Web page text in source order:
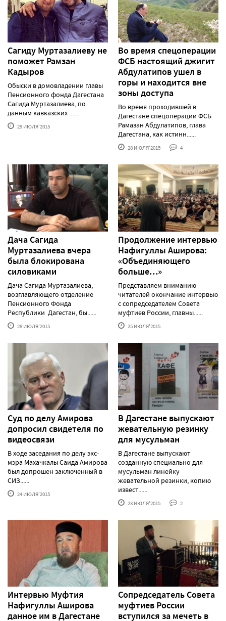
Сагиду Муртазалиеву не
поможет Рамзан
Кадыров
Обыски в домовладении главы
Пенсионного фонда Дагестана
Сагида Муртазалиева, по
данным кавказских ......
29 ИЮЛЯ'2015
Во время спецоперации
ФСБ настоящий джигит
Абдулатипов ушел в
горы и находится вне
зоны доступа
Во время проходившей в
Дагестане спецоперации ФСБ
Рамазан Абдулатипов, глава
Дагестана, как истинн......
28 ИЮЛЯ'2015 4
Дача Сагида
Муртазалиева вчера
была блокирована
силовиками
Дача Сагида Муртазалиева,
возглавляющего отделение
Пенсионного Фонда
Республики Дагестан, бы......
28 ИЮЛЯ'2015
Продолжение интервью
Нафигуллы Аширова:
«Объединяющего
больше…»
Представляем вниманию
читателей окончание интервью
с сопредседателем Совета
муфтиев России, главны......
25 ИЮЛЯ'2015
Суд по делу Амирова
допросил свидетеля по
видеосвязи
В ходе заседания по делу экс-
мэра Махачкалы Саида Амирова
был допрошен заключенный в
СИЗ......
24 ИЮЛЯ'2015
В Дагестане выпускают
жевательную резинку
для мусульман
В Дагестане выпускают
созданную специально для
мусульман линейку
жевательной резинки, копию
извест......
23 ИЮЛЯ'2015 2
Интервью Муфтия
Нафигуллы Аширова
данное им в Дагестане
Сопредседатель Совета
муфтиев России
вступился за мечеть в